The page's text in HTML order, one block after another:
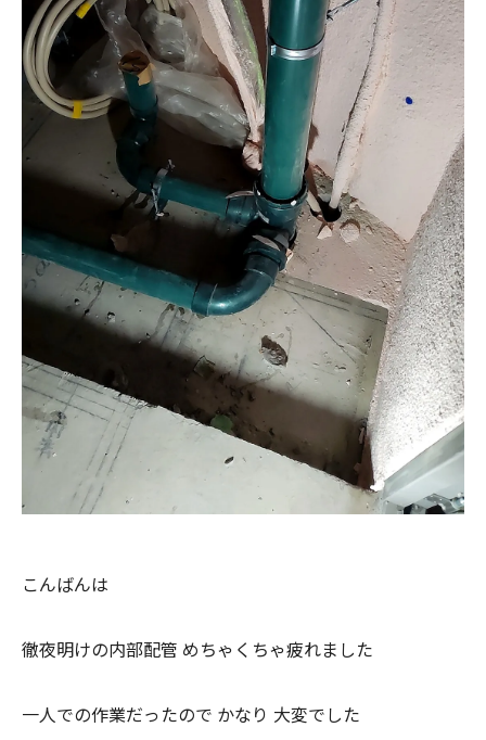
こんばんは
徹夜明けの内部配管 めちゃくちゃ疲れました
一人での作業だったので かなり 大変でした